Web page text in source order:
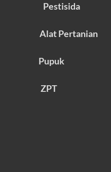
Pestisida
Alat Pertanian
Pupuk
ZPT